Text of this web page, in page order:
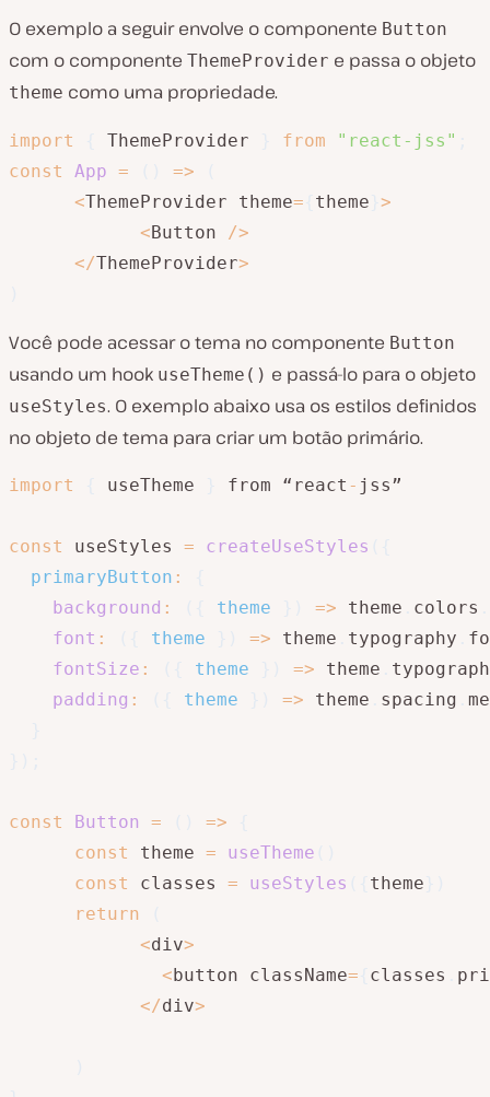
O exemplo a seguir envolve o componente Button
com o componente ThemeProvider e passa o objeto
theme como uma propriedade.
import ThemeProvider from "react-jss"
const
App = =>
<ThemeProvider theme= theme >
<Button />
</ThemeProvider>
Você pode acessar o tema no componente Button
usando um hook useTheme() e passá-lo para o objeto
useStyles. O exemplo abaixo usa os estilos definidos
no objeto de tema para criar um botão primário.
import useTheme from “react - jss”
const useStyles = createUseStyles
primaryButton :
background : theme => theme colors
font : theme => theme typography
fontSize : theme => theme
padding : theme => theme spacing
const Button = =>
const
theme = useTheme
const
classes = useStyles theme
return
<div>
<button className= classes
</div>